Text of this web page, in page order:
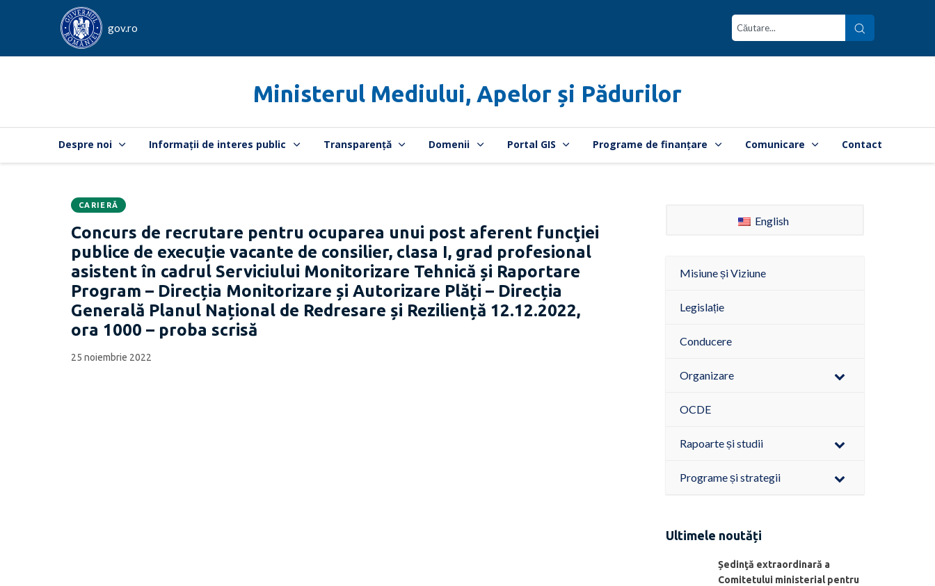
gov.ro
Ministerul Mediului, Apelor și Pădurilor
Despre noi Informații de interes public Transparență Domenii Portal GIS Programe de finanțare Comunicare Contact
CATEGORIA:
CARIERĂ
Concurs de recrutare pentru ocuparea unui post aferent funcţiei
publice de execuție vacante de consilier, clasa I, grad profesional
asistent în cadrul Serviciului Monitorizare Tehnică și Raportare
Program – Direcția Monitorizare și Autorizare Plăți – Direcția
Generală Planul Național de Redresare și Reziliență 12.12.2022,
ora 1000 – proba scrisă
Data
publicării:
25 noiembrie 2022
English
Misiune și Viziune
Legislație
Conducere
Organizare
OCDE
Rapoarte și studii
Programe și strategii
Ultimele noutăți
Ședinţă extraordinară a
Comitetului ministerial pentru